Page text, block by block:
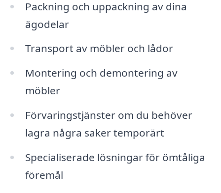
Packning och uppackning av dina
ägodelar
Transport av möbler och lådor
Montering och demontering av
möbler
Förvaringstjänster om du behöver
lagra några saker temporärt
Specialiserade lösningar för ömtåliga
föremål